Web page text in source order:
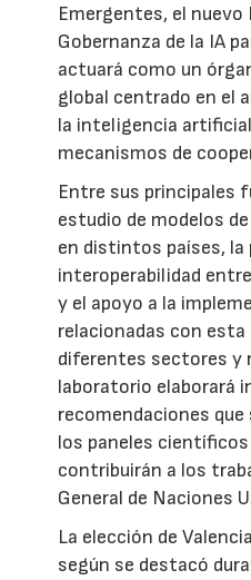
Emergentes, el nuevo
Gobernanza de la IA
actuará como un
global centrado en el
la inteligencia
mecanismos de
Entre sus principales
estudio de modelos
en distintos países, la
interoperabilidad
y el apoyo a la
relacionadas con
diferentes sectores y
laboratorio elaborará
recomendaciones que
los paneles
contribuirán a los
General de Naciones
La elección de
según se destacó